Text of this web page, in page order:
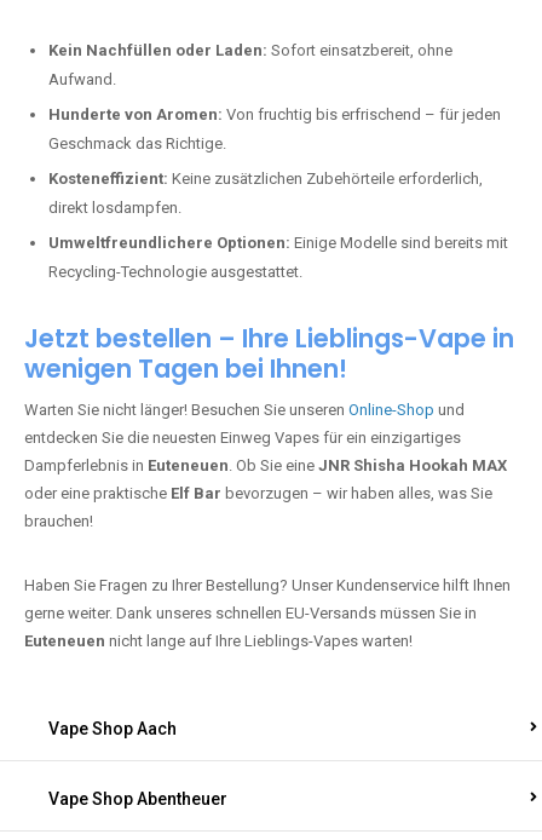
Kein Nachfüllen oder Laden: Sofort einsatzbereit, ohne
Aufwand.
Hunderte von Aromen: Von fruchtig bis erfrischend – für jeden
Geschmack das Richtige.
Kosteneffizient: Keine zusätzlichen Zubehörteile erforderlich,
direkt losdampfen.
Umweltfreundlichere Optionen: Einige Modelle sind bereits mit
Recycling-Technologie ausgestattet.
Jetzt bestellen – Ihre Lieblings-Vape in
wenigen Tagen bei Ihnen!
Warten Sie nicht länger! Besuchen Sie unseren Online-Shop und
entdecken Sie die neuesten Einweg Vapes für ein einzigartiges
Dampferlebnis in Euteneuen. Ob Sie eine JNR Shisha Hookah MAX
oder eine praktische Elf Bar bevorzugen – wir haben alles, was Sie
brauchen!
Haben Sie Fragen zu Ihrer Bestellung? Unser Kundenservice hilft Ihnen
gerne weiter. Dank unseres schnellen EU-Versands müssen Sie in
Euteneuen nicht lange auf Ihre Lieblings-Vapes warten!
Vape Shop Aach
Vape Shop Abentheuer